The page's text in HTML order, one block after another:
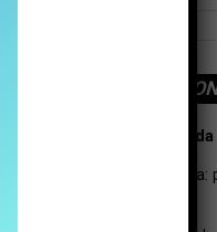
Tarifas Propaganda
Contacto de Prensa: